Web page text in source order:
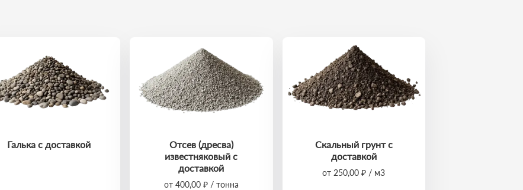
Галька с доставкой
Отсев (дресва)
известняковый с
доставкой
от 400,00 ₽ / тонна
Скальный грунт с
доставкой
от 250,00 ₽ / м3